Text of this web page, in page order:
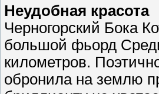
Неудобная красота
Черногорский Бока
большой фьорд
километров.
обронила на землю